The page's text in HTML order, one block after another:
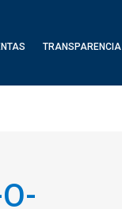
TRANSPARENCIA